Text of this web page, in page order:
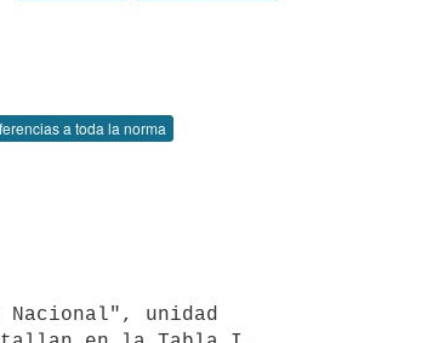
a toda la norma